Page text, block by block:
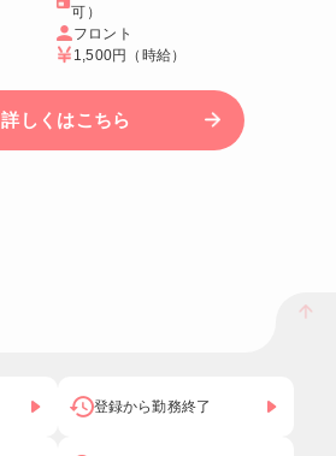
可）
フロント
1,500円 （時給）
詳しくはこちら
登録から勤務終了